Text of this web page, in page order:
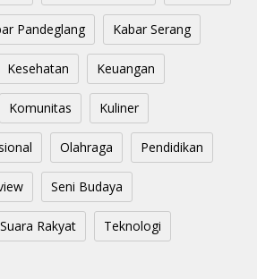
Pandeglang Kabar Serang
Kesehatan Keuangan
Komunitas Kuliner
Olahraga Pendidikan
Seni Budaya
Suara Rakyat Teknologi